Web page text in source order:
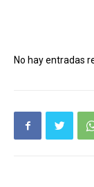
No hay entradas